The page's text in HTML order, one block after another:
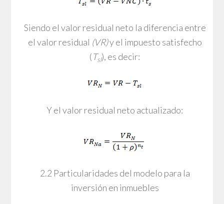
Siendo el valor residual neto la diferencia entre
el valor residual (VR)y el impuesto satisfecho
(Tsl), es decir:
Y el valor residual neto actualizado:
2.2 Particularidades del modelo para la
inversión en inmuebles